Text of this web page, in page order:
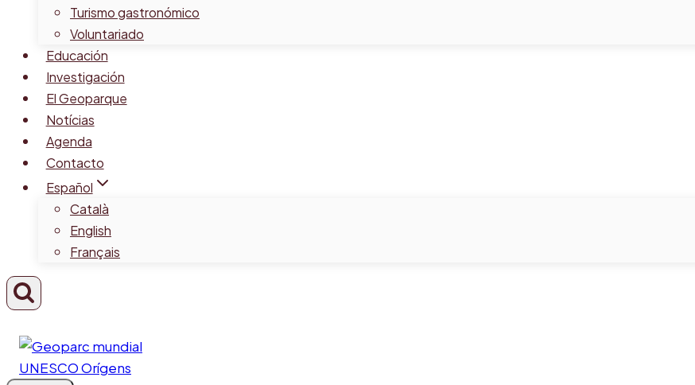
Turismo gastronómico
Voluntariado
Educación
Investigación
El Geoparque
Notícias
Agenda
Contacto
Español
Català
English
Français